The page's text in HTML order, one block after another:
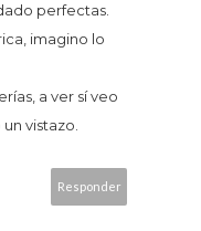
perfectas.
imagino lo
a ver sí veo
vistazo.
Responder